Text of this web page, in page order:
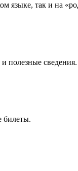
языке, так и на
полезные сведения.
билеты.